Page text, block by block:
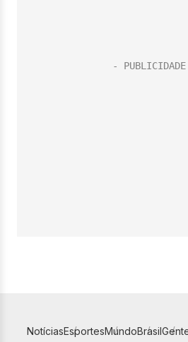
NotíciasEsportesMundoBrasil